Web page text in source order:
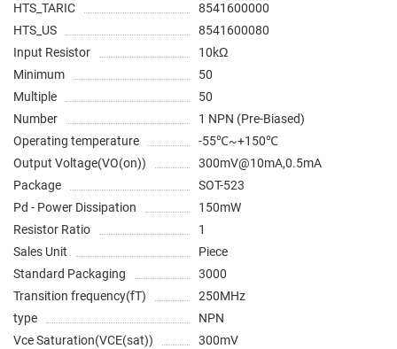
HTS_TARIC
8541600000
HTS_US
8541600080
Input Resistor
10kΩ
Minimum
50
Multiple
50
Number
1 NPN (Pre-Biased)
Operating temperature
-55℃~+150℃
Output Voltage(VO(on))
300mV@10mA,0.5mA
Package
SOT-523
Pd - Power Dissipation
150mW
Resistor Ratio
1
Sales Unit
Piece
Standard Packaging
3000
Transition frequency(fT)
250MHz
type
NPN
Vce Saturation(VCE(sat))
300mV